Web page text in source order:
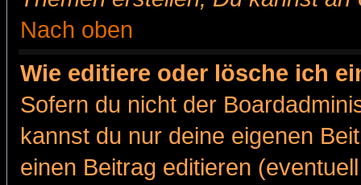
Nach oben
Wie editiere oder lösche ich
Sofern du nicht der
kannst du nur deine eigenen
einen Beitrag editieren